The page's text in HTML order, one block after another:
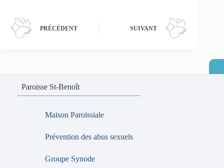
PRÉCÉDENT SUIVANT
Paroisse St-Benoît
Maison Paroissiale
Prévention des abus sexuels
Groupe Synode